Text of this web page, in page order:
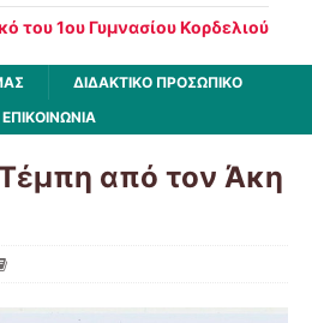
του 1ου Γυμνασίου Κορδελιού
ΔΙΔΑΚΤΙΚΟ ΠΡΟΣΩΠΙΚΟ
ΕΠΙΚΟΙΝΩΝΙΑ
από τον Άκη